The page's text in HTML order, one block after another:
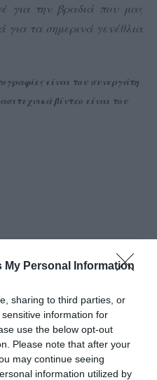
My Personal Information
sharing to third parties, or
information for
use the below opt-out
Please note that after your
may continue seeing
information utilized by
για την βραδιά που μας
για τα σημερινά γενέθλια
είναι του συνεργάτη
βίντεο είναι του